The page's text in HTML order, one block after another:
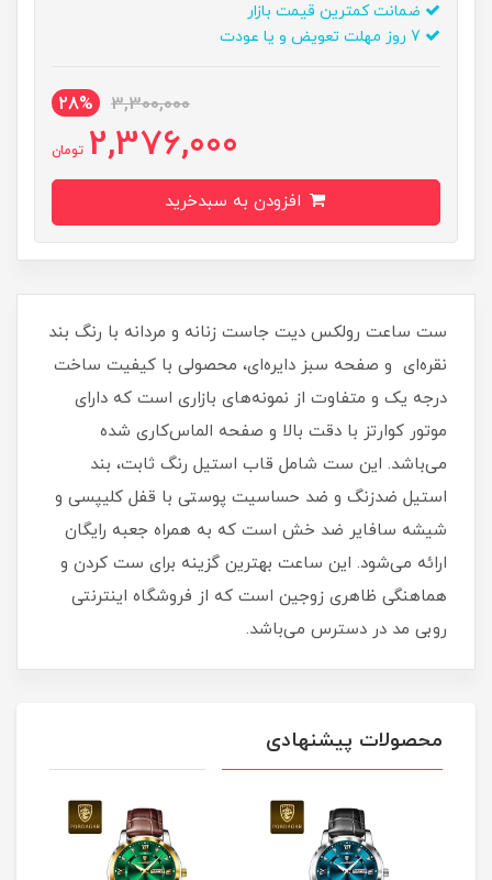
ضمانت کمترین قیمت بازار
3,300,000
28%
2,376,000 تومان
ست ساعت رولکس دیت جاست زنانه و مردانه با رنگ بند
نقره‌ای و صفحه سبز دایره‌ای، محصولی با کیفیت ساخت
درجه یک و متفاوت از نمونه‌های بازاری است که دارای
موتور کوارتز با دقت بالا و صفحه الماس‌کاری شده
می‌باشد. این ست شامل قاب استیل رنگ ثابت، بند
استیل ضدزنگ و ضد حساسیت پوستی با قفل کلیپسی و
شیشه سافایر ضد خش است که به همراه جعبه رایگان
ارائه می‌شود. این ساعت بهترین گزینه برای ست کردن و
هماهنگی ظاهری زوجین است که از فروشگاه اینترنتی
روبی مد در دسترس می‌باشد.
محصولات پیشنهادی